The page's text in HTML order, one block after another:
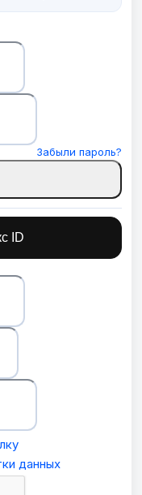
Забыли пароль?
ID
данных